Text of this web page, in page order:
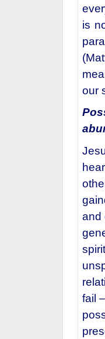
is
(
our
and
fail